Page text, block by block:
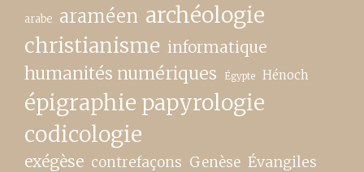
arabe araméen archéologie
christianisme informatique
humanités numériques Égypte Hénoch
épigraphie papyrologie
codicologie
exégèse contrefaçons Genèse Évangiles